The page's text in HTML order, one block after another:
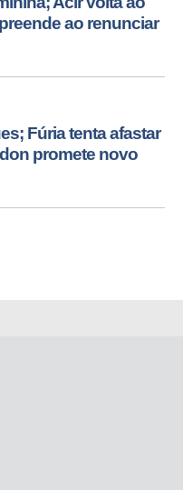
ao renunciar
Fúria tenta afastar
promete novo